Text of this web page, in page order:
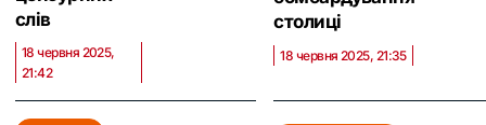
слів
18 червня 2025,
21:42
столиці
18 червня 2025, 21:35